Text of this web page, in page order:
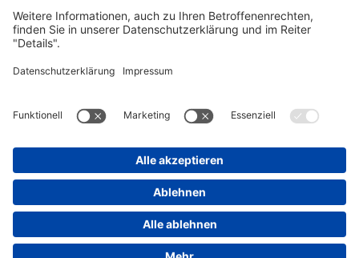
Kurs-Merkliste
Bitte melden Sie sich über den folgenden Button an:
Sie haben noch kein Konto?
Registrieren Sie sich jetzt
Warenkorb
Es befinden sich derzeit keine Kurse/Veranstaltungen in Ihrem